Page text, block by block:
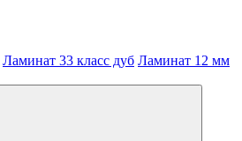
Ламинат 33 класс дуб Ламинат 12 мм